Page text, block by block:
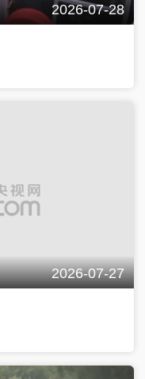
2026-07-28
2026-07-27